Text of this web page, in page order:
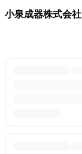
小泉成器株式会社